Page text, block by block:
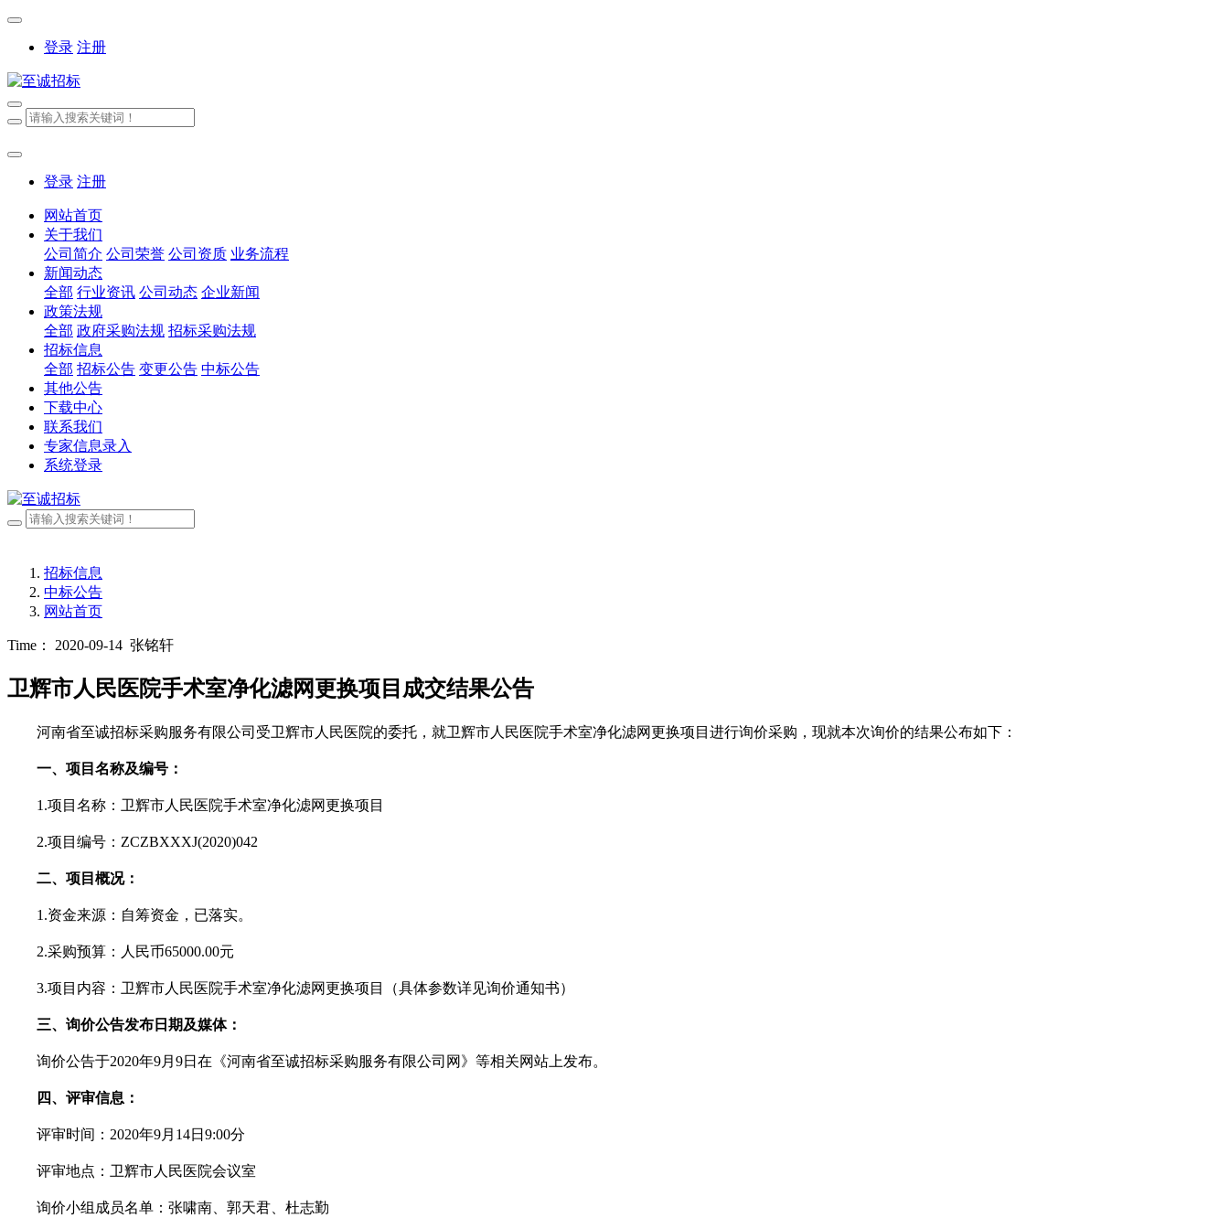
登录 注册
登录 注册
网站首页
关于我们
公司简介 公司荣誉 公司资质 业务流程
新闻动态
全部 行业资讯 公司动态 企业新闻
政策法规
全部 政府采购法规 招标采购法规
招标信息
全部 招标公告 变更公告 中标公告
其他公告
下载中心
联系我们
专家信息录入
系统登录
招标信息
中标公告
网站首页
Time： 2020-09-14 张铭轩
卫辉市人民医院手术室净化滤网更换项目成交结果公告
河南省至诚招标采购服务有限公司受卫辉市人民医院的委托，就卫辉市人民医院手术室净化滤网更换项目进行询价采购，现就本次询价的结果公布如下：
一、项目名称及编号：
1.项目名称： 卫辉市人民医院手术室净化滤网更换项目
2.项目编号：ZCZBXXXJ(2020)042
二、项目概况：
1.资金来源：自筹资金，已落实。
2.采购预算：人民币65000.00元
3.项目内容：卫辉市人民医院手术室净化滤网更换项目（具体参数详见询价通知书）
三、询价公告发布日期及媒体：
询价公告于2020年9月 9日在《河南省至诚招标采购服务有限公司网》等相关网站上发布。
四、 评审信息：
评审时间： 2020年9月 14日 9:00分
评审地点： 卫辉市人民医院会议室
询价小组成员名单：张啸南、郭天君、杜志勤